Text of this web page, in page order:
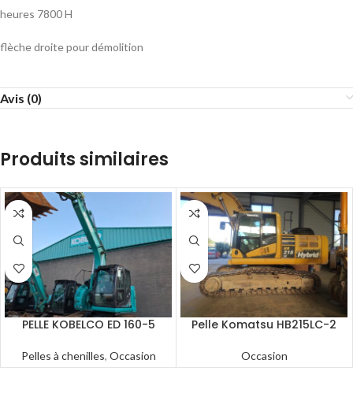
heures 7800 H
flèche droite pour démolition
Avis (0)
Produits similaires
PELLE KOBELCO ED 160-5
Pelles à chenilles, Occasion
Pelle Komatsu HB215LC-2
Occasion